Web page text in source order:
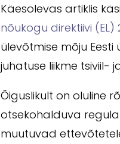
Käesolevas artiklis
nõukogu direktiivi (EL)
ülevõtmise mõju Eesti
juhatuse liikme tsiviil-
Õiguslikult on oluline
otsekohalduva
muutuvad